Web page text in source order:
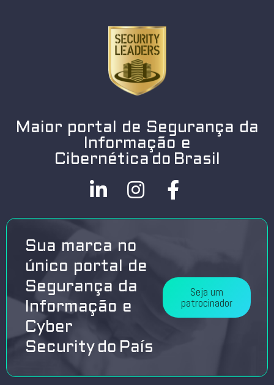
Maior portal de Segurança da
Informação e
Cibernética do Brasil
Sua marca no
único portal de
Segurança da
Informação e
Cyber
Security do País
Seja um
patrocinador